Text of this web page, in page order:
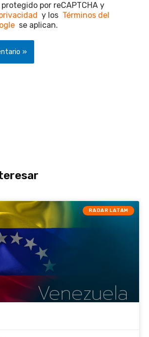
por reCAPTCHA y
y los Términos del
se aplican.
RADAR LATAM